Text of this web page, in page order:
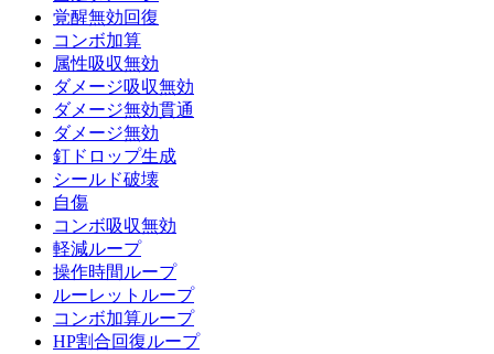
覚醒無効回復
コンボ加算
属性吸収無効
ダメージ吸収無効
ダメージ無効貫通
ダメージ無効
釘ドロップ生成
シールド破壊
自傷
コンボ吸収無効
軽減ループ
操作時間ループ
ルーレットループ
コンボ加算ループ
HP割合回復ループ